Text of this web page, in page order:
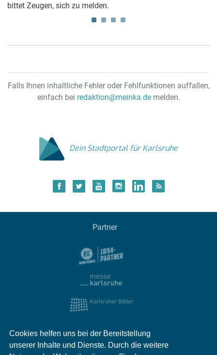
Cookies helfen uns bei der Bereitstellung
unserer Inhalte und Dienste. Durch die weitere
bittet Zeugen, sich zu melden.
Falls Ihnen inhaltliche Fehler oder Fehlfunktionen auffallen,
einfach bei redaktion@meinka.demelden.
Dein Stadtportal für Karlsruhe
Partner